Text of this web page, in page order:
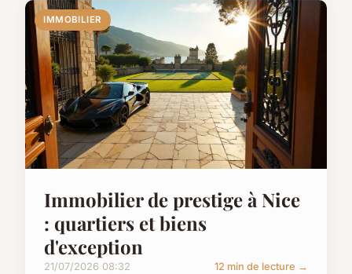
IMMOBILIER
Immobilier de prestige à Nice
: quartiers et biens
d'exception
21/07/2026 08:32 12 min de lecture →